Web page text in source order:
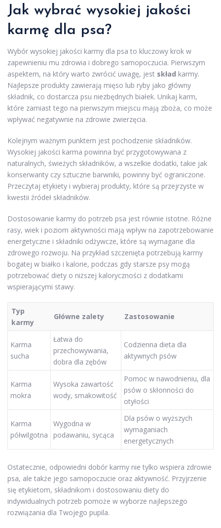
Jak wybrać wysokiej jakości
karmę dla psa?
Wybór wysokiej jakości karmy dla psa to kluczowy krok w
zapewnieniu mu zdrowia i dobrego samopoczucia. Pierwszym
aspektem, na który warto zwrócić uwagę, jest skład karmy.
Najlepsze produkty zawierają mięso lub ryby jako główny
składnik, co dostarcza psu niezbędnych białek. Unikaj karm,
które zamiast tego na pierwszym miejscu mają zboża, co może
wpływać negatywnie na zdrowie zwierzęcia.
Kolejnym ważnym punktem jest pochodzenie składników.
Wysokiej jakości karma powinna być przygotowywana z
naturalnych, świeżych składników, a wszelkie dodatki, takie jak
konserwanty czy sztuczne barwniki, powinny być ograniczone.
Przeczytaj etykiety i wybieraj produkty, które są przejrzyste w
kwestii źródeł składników.
Dostosowanie karmy do potrzeb psa jest równie istotne. Różne
rasy, wiek i poziom aktywności mają wpływ na zapotrzebowanie
energetyczne i składniki odżywcze, które są wymagane dla
zdrowego rozwoju. Na przykład szczenięta potrzebują karmy
bogatej w białko i kalorie, podczas gdy starsze psy mogą
potrzebować diety o niższej kaloryczności z dodatkami
wspierającymi stawy.
Typ
karmy
Główne zalety Zastosowanie
Karma
sucha
Łatwa do
przechowywania,
dobra dla zębów
Codzienna dieta dla
aktywnych psów
Karma
mokra
Wysoka zawartość
wody, smakowitość
Pomoc w nawodnieniu, dla
psów o skłonności do
otyłości
Karma
półwilgotna
Wygodna w
podawaniu, sycąca
Dla psów o wyższych
wymaganiach
energetycznych
Ostatecznie, odpowiedni dobór karmy nie tylko wspiera zdrowie
psa, ale także jego samopoczucie oraz aktywność. Przyjrzenie
się etykietom, składnikom i dostosowaniu diety do
indywidualnych potrzeb pomoże w wyborze najlepszego
rozwiązania dla Twojego pupila.